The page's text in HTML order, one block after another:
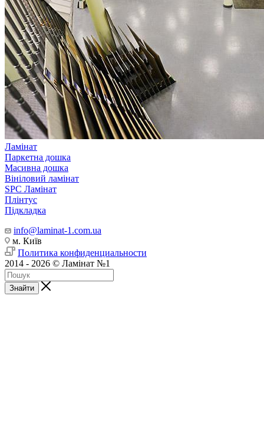
Ламінат
Паркетна дошка
Масивна дошка
Вініловий ламінат
SPC Ламінат
Плінтус
Підкладка
info@laminat-1.com.ua
м. Київ
Политика конфиденциальности
2014 - 2026 © Ламінат №1
Знайти